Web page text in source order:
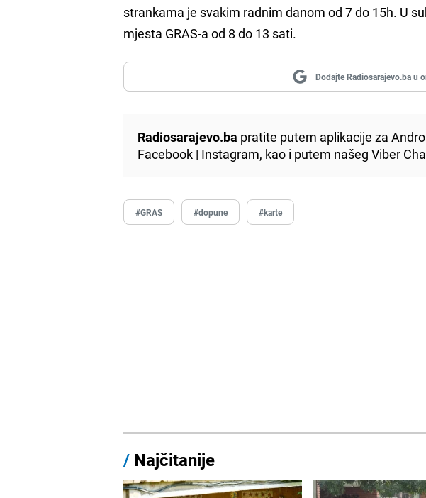
strankama je svakim radnim danom od 7 do 15h. U
mjesta GRAS-a od 8 do 13 sati.
Dodajte Radiosarajevo.ba u
Radiosarajevo.ba pratite putem aplikacije za
Facebook | Instagram, kao i putem našegViber
#GRAS #dopune #karte
/ Najčitanije